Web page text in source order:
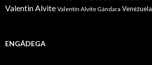
Valentin Alvite Valentín Alvite Gándara Venezuela
ENGÁDEGA